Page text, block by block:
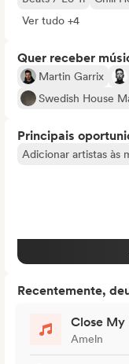
Ver tudo +4
Quer receber
Martin Garrix
Swedish House
Principais
Adicionar artistas às
Recentemente,
Close My
Ameln